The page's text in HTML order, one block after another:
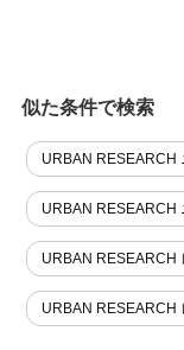
似た条件で検索
URBAN RESEARCH
URBAN RESEARCH
URBAN RESEARCH
URBAN RESEARCH